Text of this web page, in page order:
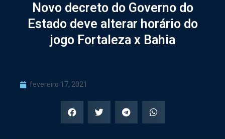
Novo decreto do Governo do
Estado deve alterar horário do
jogo Fortaleza x Bahia
fevereiro 17, 2021